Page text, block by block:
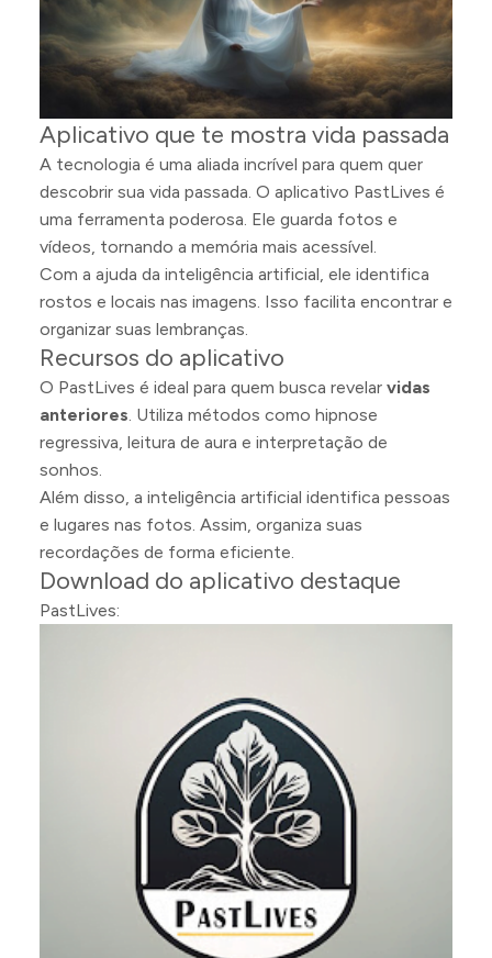
Aplicativo que te mostra vida passada
A tecnologia é uma aliada incrível para quem quer
descobrir sua vida passada. O aplicativo PastLives é
uma ferramenta poderosa. Ele guarda fotos e
vídeos, tornando a memória mais acessível.
Com a ajuda da inteligência artificial, ele identifica
rostos e locais nas imagens. Isso facilita encontrar e
organizar suas lembranças.
Recursos do aplicativo
O PastLives é ideal para quem busca revelar vidas
anteriores . Utiliza métodos como hipnose
regressiva, leitura de aura e interpretação de
sonhos.
Além disso, a inteligência artificial identifica pessoas
e lugares nas fotos. Assim, organiza suas
recordações de forma eficiente.
Download do aplicativo destaque
PastLives: